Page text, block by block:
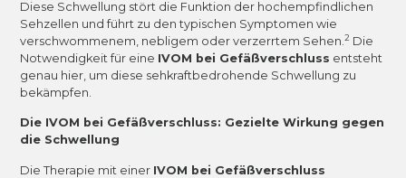
Diese Schwellung stört die Funktion der hochempfindlichen
Sehzellen und führt zu den typischen Symptomen wie
verschwommenem, nebligem oder verzerrtem Sehen.2 Die
Notwendigkeit für eine IVOM bei Gefäßverschluss entsteht
genau hier, um diese sehkraftbedrohende Schwellung zu
bekämpfen.
Die IVOM bei Gefäßverschluss: Gezielte Wirkung gegen
die Schwellung
Die Therapie mit einer IVOM bei Gefäßverschluss